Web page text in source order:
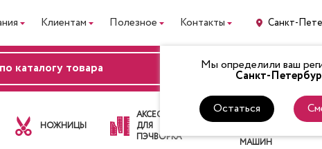
Клиентам Полезное Контакты Санкт-
Мы определили ваш
Санкт-
Остаться
ВХОД
НОЖНИЦЫ
АКСЕССУАРЫ
ДЛЯ
ПЭЧВОРКА
ЛАПКИ
ДЛЯ
МАШИН